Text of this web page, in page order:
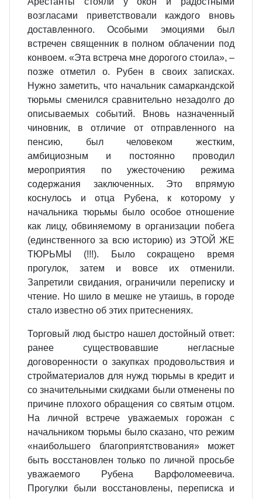
возгласами приветствовали каждого вновь
доставленного. Особыми эмоциями был
встречен священник в полном облачении под
конвоем. «Эта встреча мне дорогого стоила», –
позже отметил о. Рубен в своих записках.
Нужно заметить, что начальник самаркандской
тюрьмы сменился сравнительно незадолго до
описываемых событий. Вновь назначенный
чиновник, в отличие от отправленного на
пенсию, был человеком жестким,
амбициозным и постоянно проводил
мероприятия по ужесточению режима
содержания заключенных. Это впрямую
коснулось и отца Рубена, к которому у
начальника тюрьмы было особое отношение
как лицу, обвиняемому в организации побега
(единственного за всю историю) из ЭТОЙ ЖЕ
ТЮРЬМЫ (!!!). Было сокращено время
прогулок, затем и вовсе их отменили.
Запретили свидания, ограничили переписку и
чтение. Но шило в мешке не утаишь, в городе
стало известно об этих притеснениях.
Торговый люд быстро нашел достойный ответ:
ранее существовавшие негласные
договоренности о закупках продовольствия и
стройматериалов для нужд тюрьмы в кредит и
со значительными скидками были отменены по
причине плохого обращения со святым отцом.
На личной встрече уважаемых горожан с
начальником тюрьмы было сказано, что режим
«наибольшего благоприятствования» может
быть восстановлен только по личной просьбе
уважаемого Рубена Варфоломеевича.
Прогулки были восстановлены, переписка и